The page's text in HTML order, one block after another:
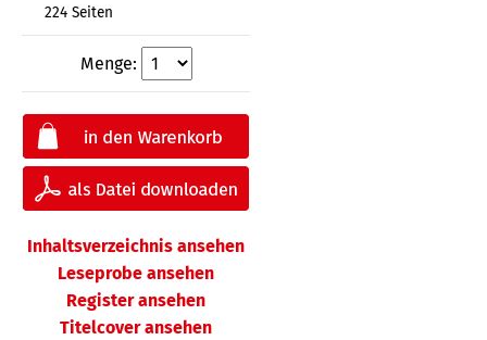
224 Seiten
Menge:
Inhaltsverzeichnis ansehen
Leseprobe ansehen
Register ansehen
Titelcover ansehen